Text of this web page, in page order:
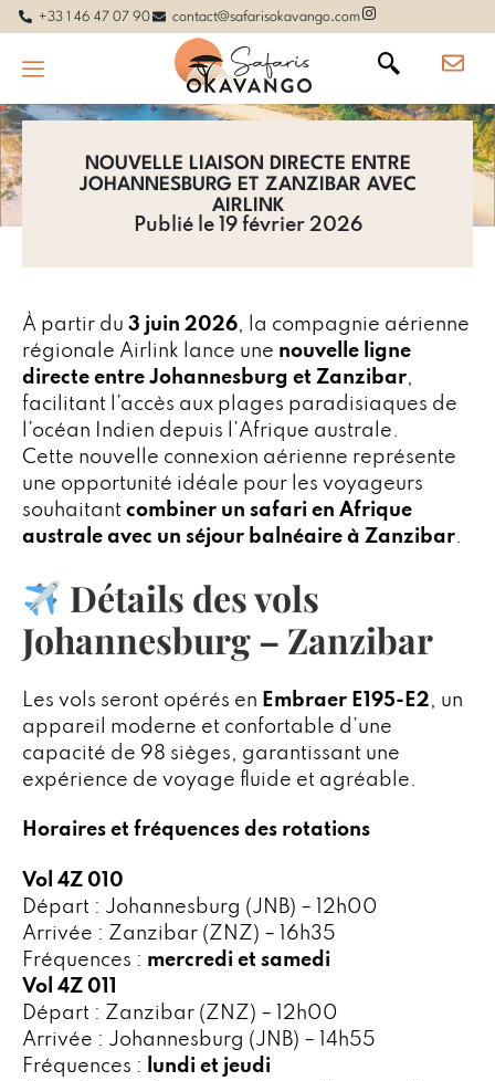
+33 1 46 47 07 90 contact@safarisokavango.com
NOUVELLE LIAISON DIRECTE ENTRE
JOHANNESBURG ET ZANZIBAR AVEC
AIRLINK
Publié le 19 février 2026
À partir du 3 juin 2026, la compagnie aérienne
régionale Airlink lance une nouvelle ligne
directe entre Johannesburg et Zanzibar,
facilitant l’accès aux plages paradisiaques de
l’océan Indien depuis l’Afrique australe.
Cette nouvelle connexion aérienne représente
une opportunité idéale pour les voyageurs
souhaitant combiner un safari en Afrique
australe avec un séjour balnéaire à Zanzibar.
Détails des vols
Johannesburg – Zanzibar
Les vols seront opérés en Embraer E195-E2, un
appareil moderne et confortable d’une
capacité de 98 sièges, garantissant une
expérience de voyage fluide et agréable.
Horaires et fréquences des rotations
Vol 4Z 010
Départ : Johannesburg (JNB) – 12h00
Arrivée : Zanzibar (ZNZ) – 16h35
Fréquences : mercredi et samedi
Vol 4Z 011
Départ : Zanzibar (ZNZ) – 12h00
Arrivée : Johannesburg (JNB) – 14h55
Fréquences :
lundi et jeudi